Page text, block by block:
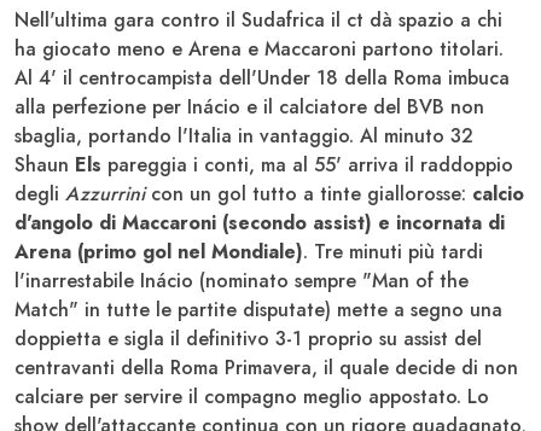
Nell'ultima gara contro il Sudafrica il ct dà spazio a chi
ha giocato meno e Arena e Maccaroni partono titolari.
Al 4' il centrocampista dell'Under 18 della Roma imbuca
alla perfezione per Inácio e il calciatore del BVB non
sbaglia, portando l'Italia in vantaggio. Al minuto 32
Shaun Els pareggia i conti, ma al 55' arriva il raddoppio
degli Azzurrinicon un gol tutto a tinte giallorosse: calcio
d'angolo di Maccaroni (secondo assist) e incornata di
Arena (primo gol nel Mondiale). Tre minuti più tardi
l'inarrestabile Inácio (nominato sempre "Man of the
Match" in tutte le partite disputate) mette a segno una
doppietta e sigla il definitivo 3-1 proprio su assist del
centravanti della Roma Primavera, il quale decide di non
calciare per servire il compagno meglio appostato. Lo